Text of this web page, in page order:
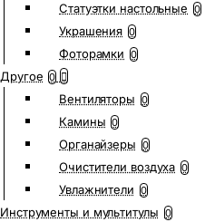
Статуэтки настольные 0
Украшения 0
Фоторамки 0
Другое 0
Вентиляторы 0
Камины 0
Органайзеры 0
Очистители воздуха 0
Увлажнители 0
Инструменты и мультитулы 0